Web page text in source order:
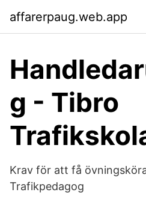
affarerpaug.web.app
g - Tibro
Krav för att få
Trafikpedagog